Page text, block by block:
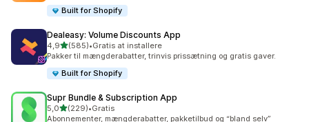
Built for Shopify
Dealeasy: Volume Discounts App
4,9ud af 5 stjerner
(585)
585 anmeldelser i alt
•Gratis at installere
Pakker til mængderabatter, trinvis prissætning og gratis gaver.
Built for Shopify
Supr Bundle & Subscription App
5,0ud af 5 stjerner
(229)
229 anmeldelser i alt
•Gratis
Abonnementer, mængderabatter, pakketilbud og “bland selv”